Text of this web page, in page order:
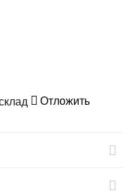
Отложить